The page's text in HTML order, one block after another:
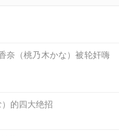
奈（桃乃木かな）被轮奸嗨
的四大绝招